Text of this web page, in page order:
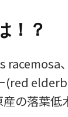
！？
racemosa
(red
の落葉低